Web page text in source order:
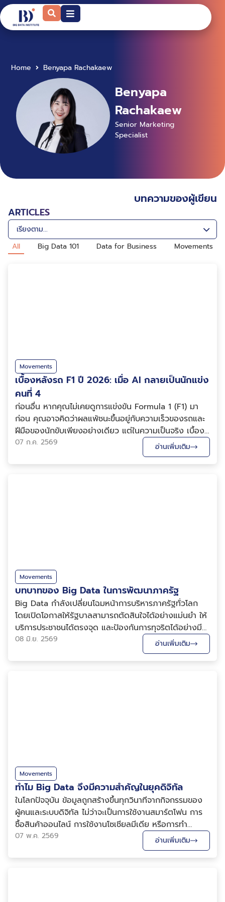
Home Benyapa Rachakaew
Benyapa
Rachakaew
Senior Marketing
Specialist
บทความของผู้เขียน
ARTICLES
All Big Data 101 Data for Business Movements
Movements
เบื้องหลังรถ F1 ปี 2026: เมื่อ AI กลายเป็นนักแข่ง
คนที่ 4
ก่อนอื่น หากคุณไม่เคยดูการแข่งขัน Formula 1 (F1) มา
ก่อน คุณอาจคิดว่าผลแพ้ชนะขึ้นอยู่กับความเร็วของรถและ
ฝีมือของนักขับเพียงอย่างเดียว แต่ในความเป็นจริง เบื้อง
หลังรถแข่งแต่ละคันมีทีมวิศวกร นักวิเคราะห์ข้อมูล และ
ระบบ AI คอยทำงานตลอดการแข่งขัน หลาย...
07 ก.ค. 2569 อ่านเพิ่มเติม
Movements
บทบาทของ Big Data ในการพัฒนาภาครัฐ
Big Data กำลังเปลี่ยนโฉมหน้าการบริหารภาครัฐทั่วโลก
โดยเปิดโอกาสให้รัฐบาลสามารถตัดสินใจได้อย่างแม่นยำ ให้
บริการประชาชนได้ตรงจุด และป้องกันการทุจริตได้อย่างมี
ประสิทธิภาพมากขึ้น อย่างไรก็ตาม การนำเทคโนโลยีนี้มาใช้
ยังมีความท้าทายสำคัญ ได้แก่ ความเสี่ยงด้านความเป็น
ส่วนตัวของประชาชน ต้นทุนการลงทุนที่สูง แ...
08 มิ.ย. 2569 อ่านเพิ่มเติม
Movements
ทำไม Big Data จึงมีความสำคัญในยุคดิจิทัล
ในโลกปัจจุบัน ข้อมูลถูกสร้างขึ้นทุกวินาทีจากกิจกรรมของ
ผู้คนและระบบดิจิทัล ไม่ว่าจะเป็นการใช้งานสมาร์ตโฟน การ
ซื้อสินค้าออนไลน์ การใช้งานโซเชียลมีเดีย หรือการทำ
ธุรกรรมทางการเงิน ข้อมูลเหล่านี้เมื่อรวมกันจะกลายเป็น
Big Data ซึ่งมีปริมาณมหาศาลและมีคุณค่าต่อการวิเคราะห์
ความสำคัญของ Big Data อยู่ที่ความส...
07 พ.ค. 2569 อ่านเพิ่มเติม